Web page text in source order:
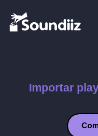
Importar